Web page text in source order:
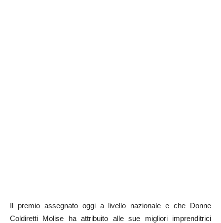
Il premio assegnato oggi a livello nazionale e che Donne
Coldiretti Molise ha attribuito alle sue migliori imprenditrici